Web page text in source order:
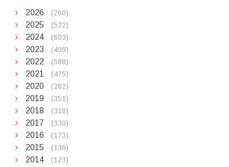
2026 (260)
2025 (522)
2024 (603)
2023 (499)
2022 (588)
2021 (475)
2020 (282)
2019 (351)
2018 (318)
2017 (330)
2016 (173)
2015 (136)
2014 (123)